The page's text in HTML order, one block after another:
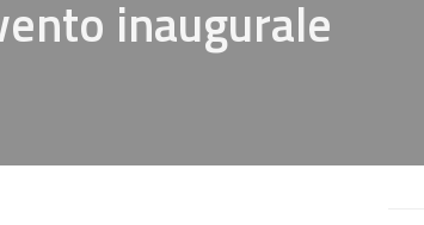
inaugurale